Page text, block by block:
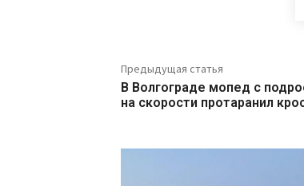
Предыдущая статья
В Волгограде мопед с
на скорости протаранил